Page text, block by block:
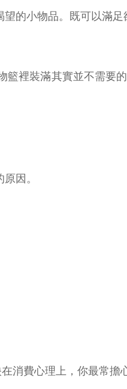
的小物品。既可以滿足
裡裝滿其實並不需要
因。
費心理上，你最常擔